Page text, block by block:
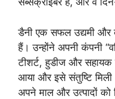
डैनी एक सफल उद्यमी और
हैं। उन्होंने अपनी कंपनी
टीशर्ट, हुडीज और सहायक
आया और इसे संतुष्टि
अपने माल और उत्पादों को